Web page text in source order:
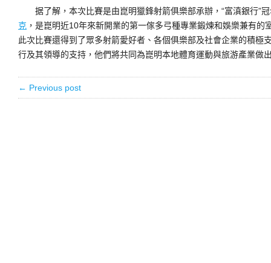
据了解，本次比賽是由崑明獵鋒射箭俱樂部承辦，“富滇銀行”
克 ，是崑明近10年來新開業的第一傢多弓種專業鍛煉和娛樂兼有的
此次比賽還得到了眾多射箭愛好者、各個俱樂部及社會企業的積極
行及其領導的支持，他們將共同為崑明本地體育運動與旅游產業做
← Previous post